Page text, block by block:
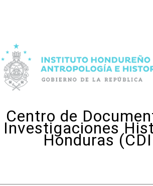
Centro de
Investigaciones
Honduras